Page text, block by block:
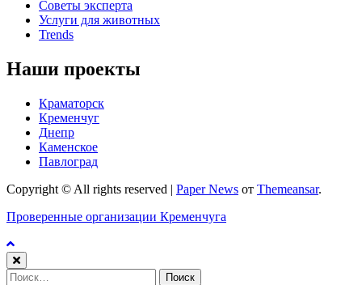
Советы эксперта
Услуги для животных
Trends
Наши проекты
Краматорск
Кременчуг
Днепр
Каменское
Павлоград
Copyright © All rights reserved | Paper News от Themeansar.
Проверенные организации Кременчуга
Найти: